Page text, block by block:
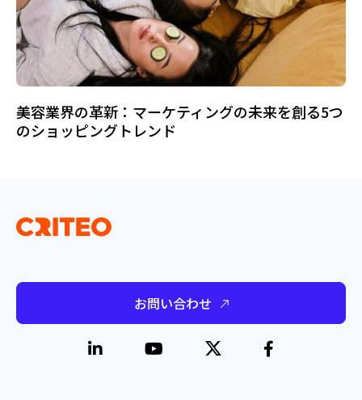
美容業界の革新：マーケティングの未来を創る5つ
のショッピングトレンド
お問い合わせ